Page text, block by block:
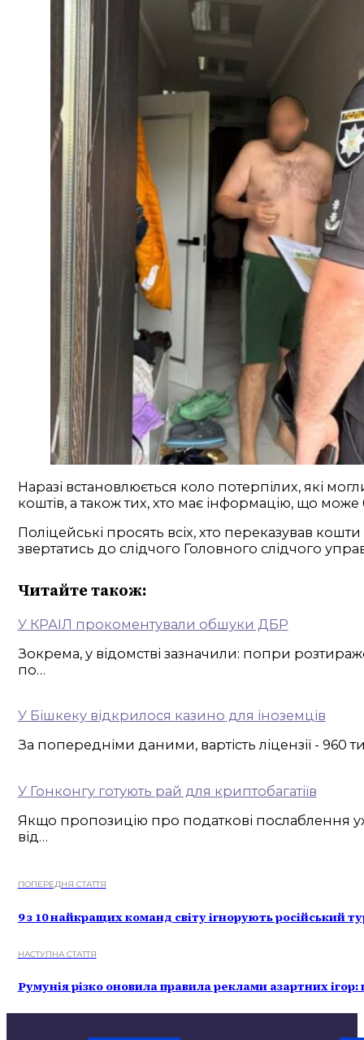
Наразі встановлюється коло потерпілих, які
коштів, а також тих, хто має інформацію, що
Поліцейські просять всіх, хто переказував
звертатись до слідчого Головного слідчого
Читайте також:
У КРАІЛ прокоментували обшуки ДБР
Зокрема, у відомстві зазначили: попри
по…
У Бішкеку відкрилося казино для іноземців
За попередніми даними, вартість ліцензії -
У Гонконгу готують рай для криптобагатіїв
Якщо пропозицію про податкові послаблення
від…
ПОПЕРЕДНЯ СТАТТЯ
9 з 10 найкращих команд світу ігнорують російський
НАСТУПНА СТАТТЯ
Румунія різко оновила правила реклами азартних